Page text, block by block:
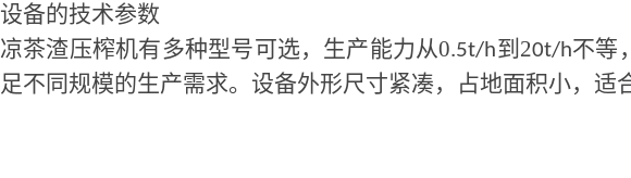
设备的技术参数
凉茶渣压榨机有多种型号可选，生产能力从0.5t/h到20t/h不等
足不同规模的生产需求。设备外形尺寸紧凑，占地面积小，适